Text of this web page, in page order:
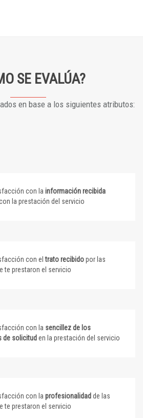
SE EVALÚA?
en base a los siguientes atributos:
con la información recibida
la prestación del servicio
con eltrato recibidopor las
te prestaron el servicio
con la sencillez de los
de solicitud en la prestación del servicio
con la profesionalidad de las
te prestaron el servicio